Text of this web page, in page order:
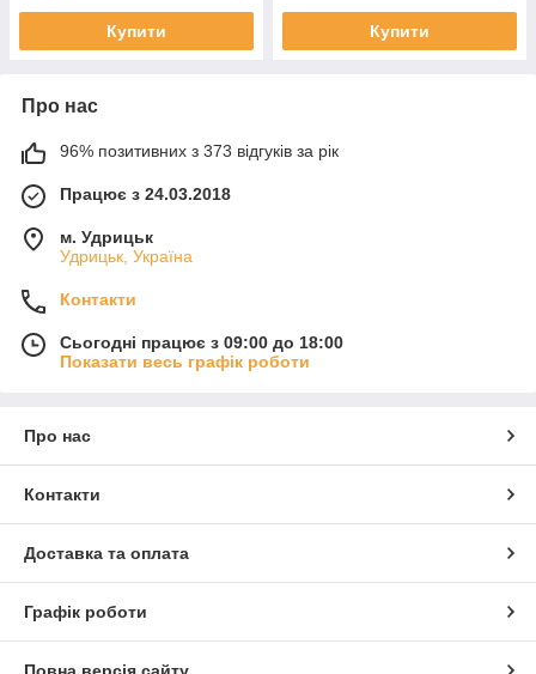
Купити Купити
Про нас
96% позитивних з 373 відгуків за рік
Працює з 24.03.2018
м. Удрицьк
Удрицьк, Україна
Контакти
Сьогодні працює з 09:00 до 18:00
Показати весь графік роботи
Про нас
Контакти
Доставка та оплата
Графік роботи